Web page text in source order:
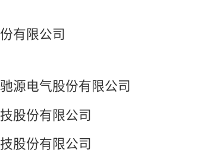
有限公司
源电气股份有限公司
股份有限公司
股份有限公司